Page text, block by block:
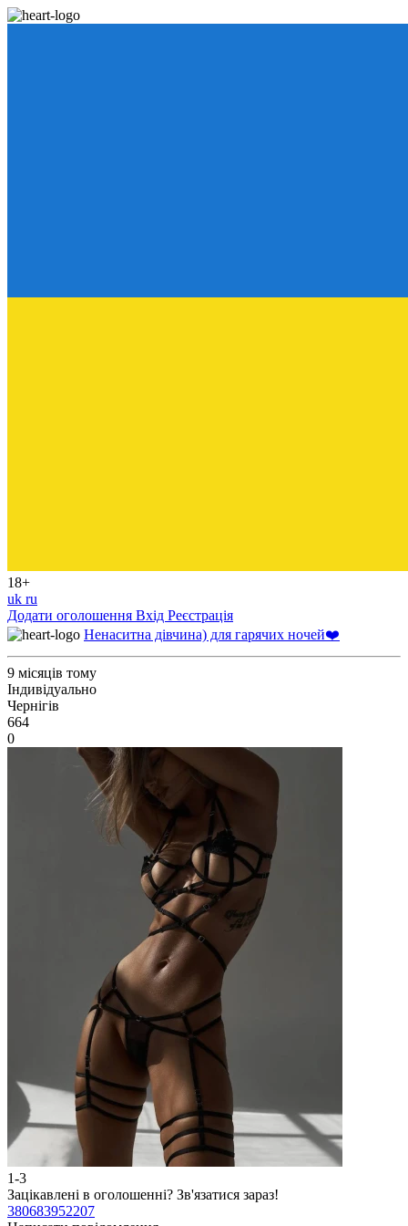
18+
uk ru
Додати оголошення Вхід Реєстрація
Ненаситна дівчина) для гарячих ночей❤️
9 місяців тому
Індивідуально
Чернігів
664
0
1-3
Зацікавлені в оголошенні? Зв'язатися зараз!
380683952207